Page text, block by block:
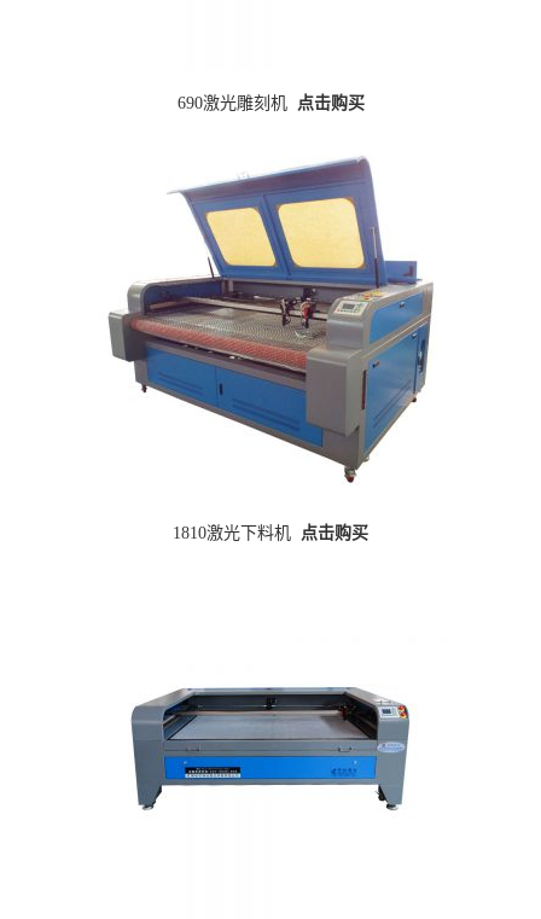
690激光雕刻机 点击购买
1810激光下料机 点击购买